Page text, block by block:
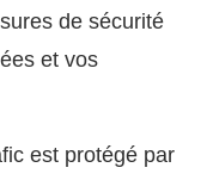
de sécurité
et vos
est protégé par